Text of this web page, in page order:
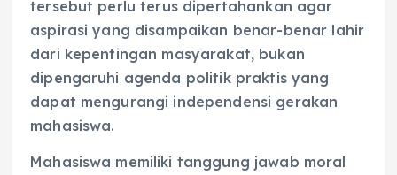
tersebut perlu terus dipertahankan agar
aspirasi yang disampaikan benar-benar lahir
dari kepentingan masyarakat, bukan
dipengaruhi agenda politik praktis yang
dapat mengurangi independensi gerakan
mahasiswa.
Mahasiswa memiliki tanggung jawab moral